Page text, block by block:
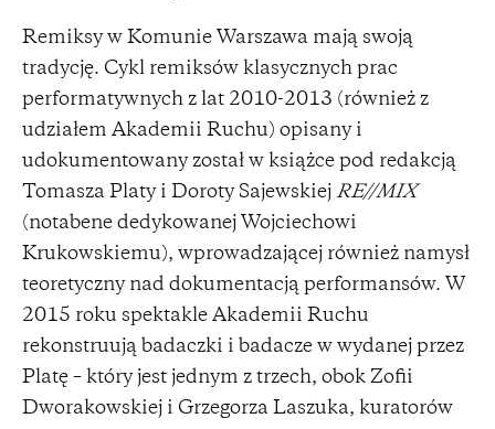
Remiksy w Komunie Warszawa mają swoją
tradycję. Cykl remiksów klasycznych prac
performatywnych z lat 2010-2013 (również z
udziałem Akademii Ruchu) opisany i
udokumentowany został w książce pod redakcją
Tomasza Platy i Doroty Sajewskiej RE//MIX
(notabene dedykowanej Wojciechowi
Krukowskiemu), wprowadzającej również namysł
teoretyczny nad dokumentacją performansów. W
2015 roku spektakle Akademii Ruchu
rekonstruują badaczki i badacze w wydanej przez
Platę – który jest jednym z trzech, obok Zofii
Dworakowskiej i Grzegorza Laszuka, kuratorów